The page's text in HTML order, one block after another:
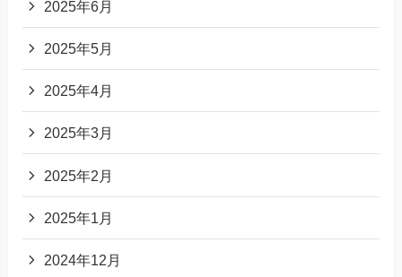
2025年6月
2025年5月
2025年4月
2025年3月
2025年2月
2025年1月
2024年12月